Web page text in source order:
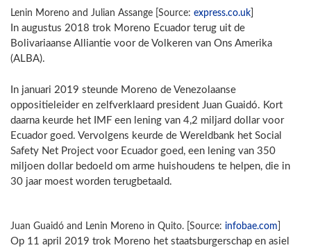
Lenin Moreno and Julian Assange [Source: express.co.uk
In augustus 2018 trok Moreno Ecuador terug uit de
Bolivariaanse Alliantie voor de Volkeren van Ons Amerika
(ALBA).
In januari 2019 steunde Moreno de Venezolaanse
oppositieleider en zelfverklaard president Juan Guaidó. Kort
daarna keurde het IMF een lening van 4,2 miljard dollar voor
Ecuador goed. Vervolgens keurde de Wereldbank het Social
Safety Net Project voor Ecuador goed, een lening van 350
miljoen dollar bedoeld om arme huishoudens te helpen, die in
30 jaar moest worden terugbetaald.
Juan Guaidó and Lenin Moreno in Quito. [Source: infobae.com
Op 11 april 2019 trok Moreno het staatsburgerschap en asiel